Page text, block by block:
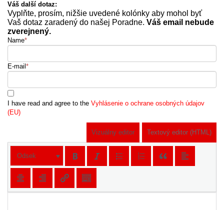
Váš další dotaz:
Vyplňte, prosím, nižšie uvedené kolónky aby mohol byť
Vaš dotaz zaradený do našej Poradne. Váš email nebude
zverejnený.
Name*
E-mail *
I have read and agree to the Vyhlásenie o ochrane osobných údajov
(EU)
Vizuálny editor Textový editor (HTML)
Odsek